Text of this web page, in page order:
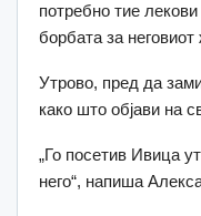
потребно тие
борбата за
Утрово, пред да
како што објави на
„Го посетив Ивица
него“, напиша